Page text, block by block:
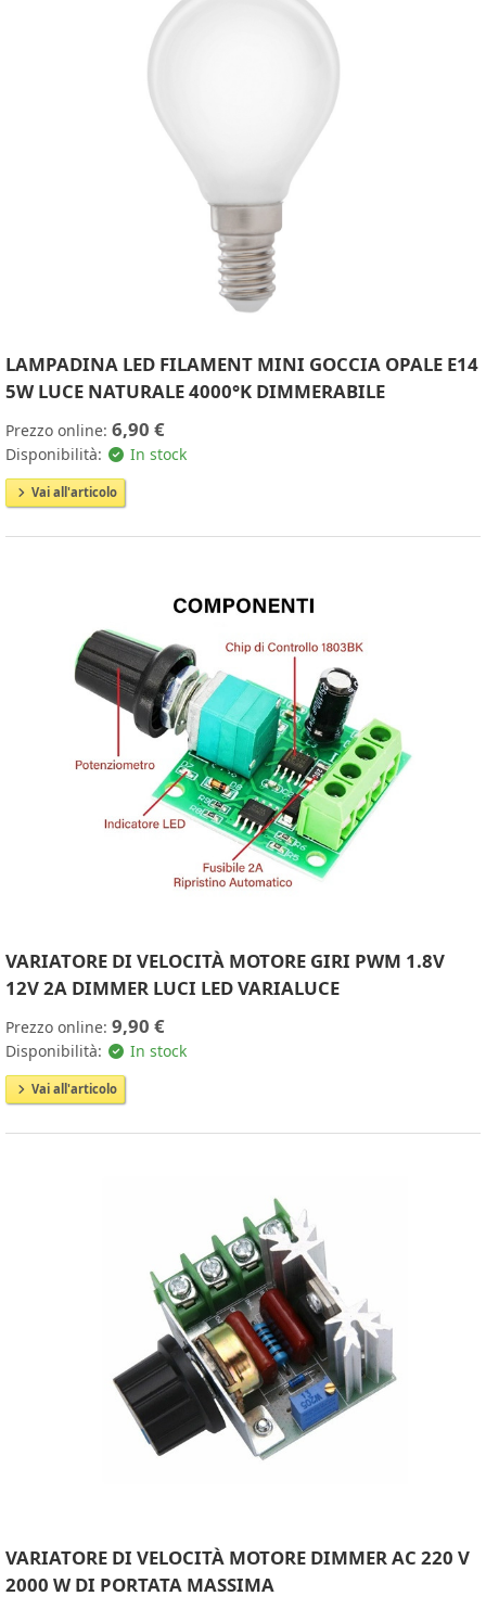
LAMPADINA LED FILAMENT MINI GOCCIA OPALE E14
5W LUCE NATURALE 4000°K DIMMERABILE
Prezzo online: 6,90 €
Disponibilità: In stock
Vai all'articolo
VARIATORE DI VELOCITÀ MOTORE GIRI PWM 1.8V
12V 2A DIMMER LUCI LED VARIALUCE
Prezzo online: 9,90 €
Disponibilità: In stock
Vai all'articolo
VARIATORE DI VELOCITÀ MOTORE DIMMER AC 220 V
2000 W DI PORTATA MASSIMA